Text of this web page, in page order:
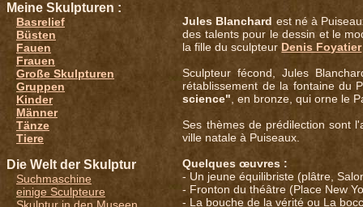
Meine Skulpturen :
Basrelief
Büsten
Fauen
Frauen
Große Skulpturen
Gruppen
Kinder
Männer
Tänze
Tiere
Die Welt der Skulptur
Suchmaschine
einige Sculpteure
Jules Blanchard est né à
des talents pour le dessin et le
la fille du sculpteur Denis Foyatier
Sculpteur fécond, Jules
rétablissement de la fontaine du
science" , en bronze, qui orne le
Ses thèmes de prédilection sont
ville natale à Puiseaux.
Quelques œuvres :
- Un jeune équilibriste (plâtre,
- Fronton du théâtre (Place New
- La bouche de la vérité ou La